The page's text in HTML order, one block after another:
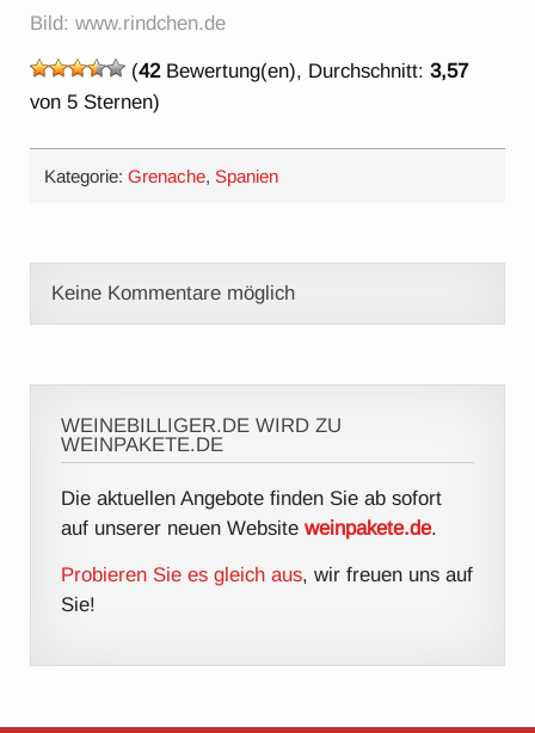
Bild: www.rindchen.de
(42Bewertung(en), Durchschnitt:3,57
von 5 Sternen)
Kategorie:Grenache,Spanien
Keine Kommentare möglich
WEINEBILLIGER.DE WIRD ZU
WEINPAKETE.DE
Die aktuellen Angebote finden Sie ab sofort
auf unserer neuen Websiteweinpakete.de.
Probieren Sie es gleich aus, wir freuen uns auf
Sie!